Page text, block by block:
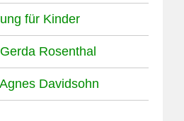
für Kinder
Rosenthal
Davidsohn